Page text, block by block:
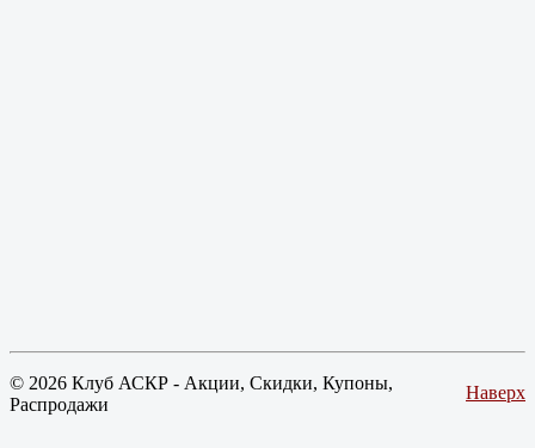
Наверх
© 2026 Клуб АСКР - Акции, Скидки, Купоны,
Распродажи